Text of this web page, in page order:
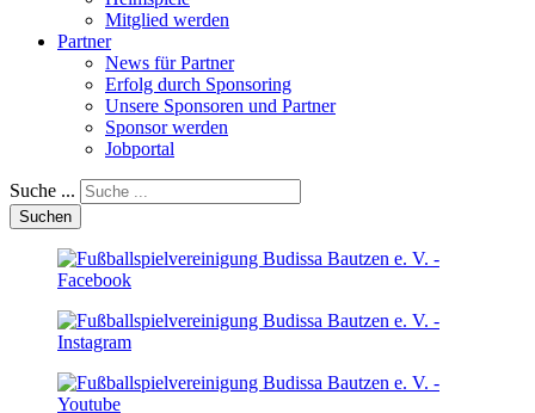
Mitglied werden
Partner
News für Partner
Erfolg durch Sponsoring
Unsere Sponsoren und Partner
Sponsor werden
Jobportal
Suche ...
Suchen